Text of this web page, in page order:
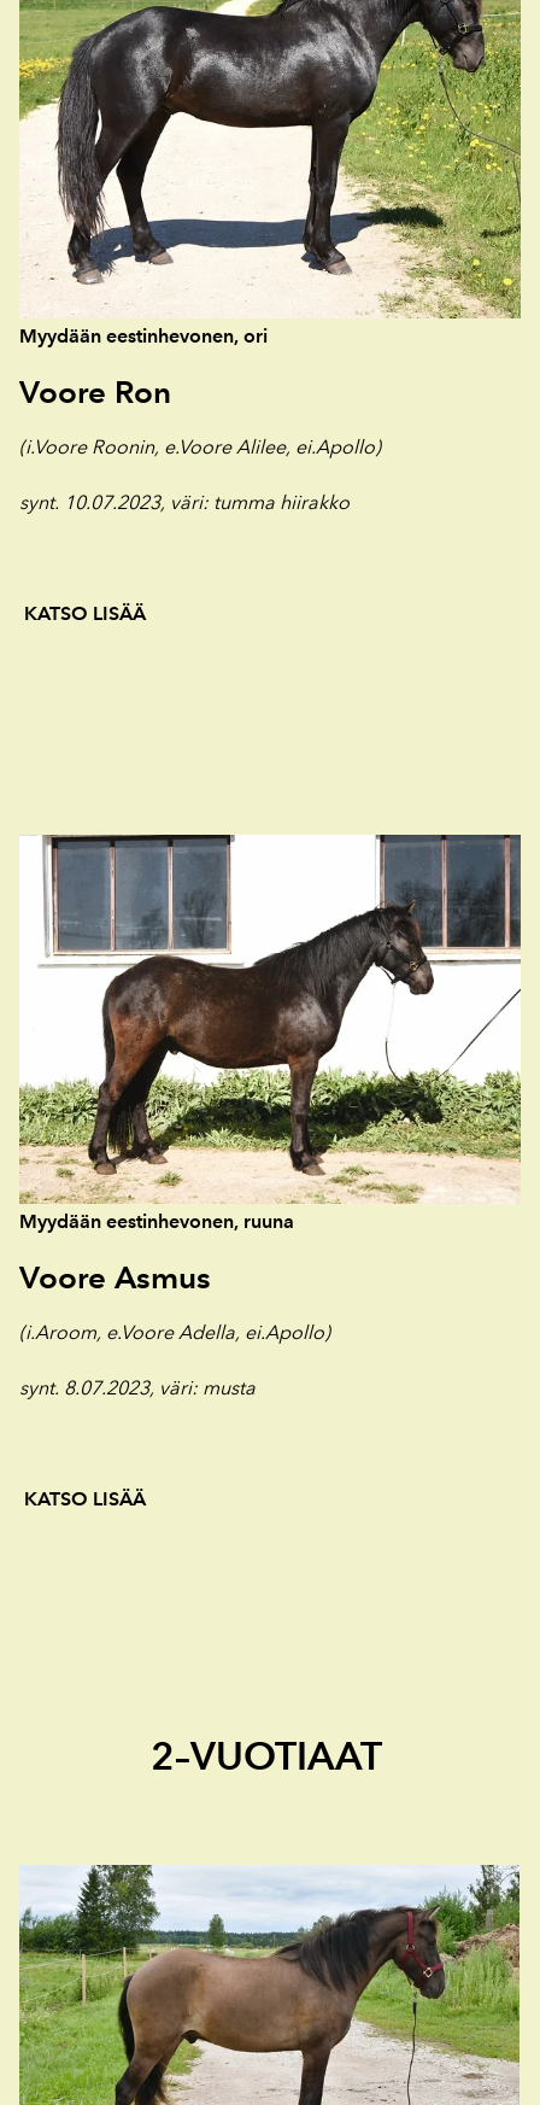
Myydään eestinhevonen, ori
Voore Ron
(i.Voore Roonin, e.Voore Alilee, ei.Apollo)
synt. 10.07.2023, väri: tumma hiirakko
KATSO LISÄÄ
Myydään eestinhevonen, ruuna
Voore Asmus
(i.Aroom, e.Voore Adella, ei.Apollo)
synt. 8.07.2023, väri: musta
KATSO LISÄÄ
2–VUOTIAAT